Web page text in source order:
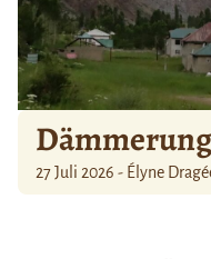
Dämmerung
27 Juli 2026 - Élyne